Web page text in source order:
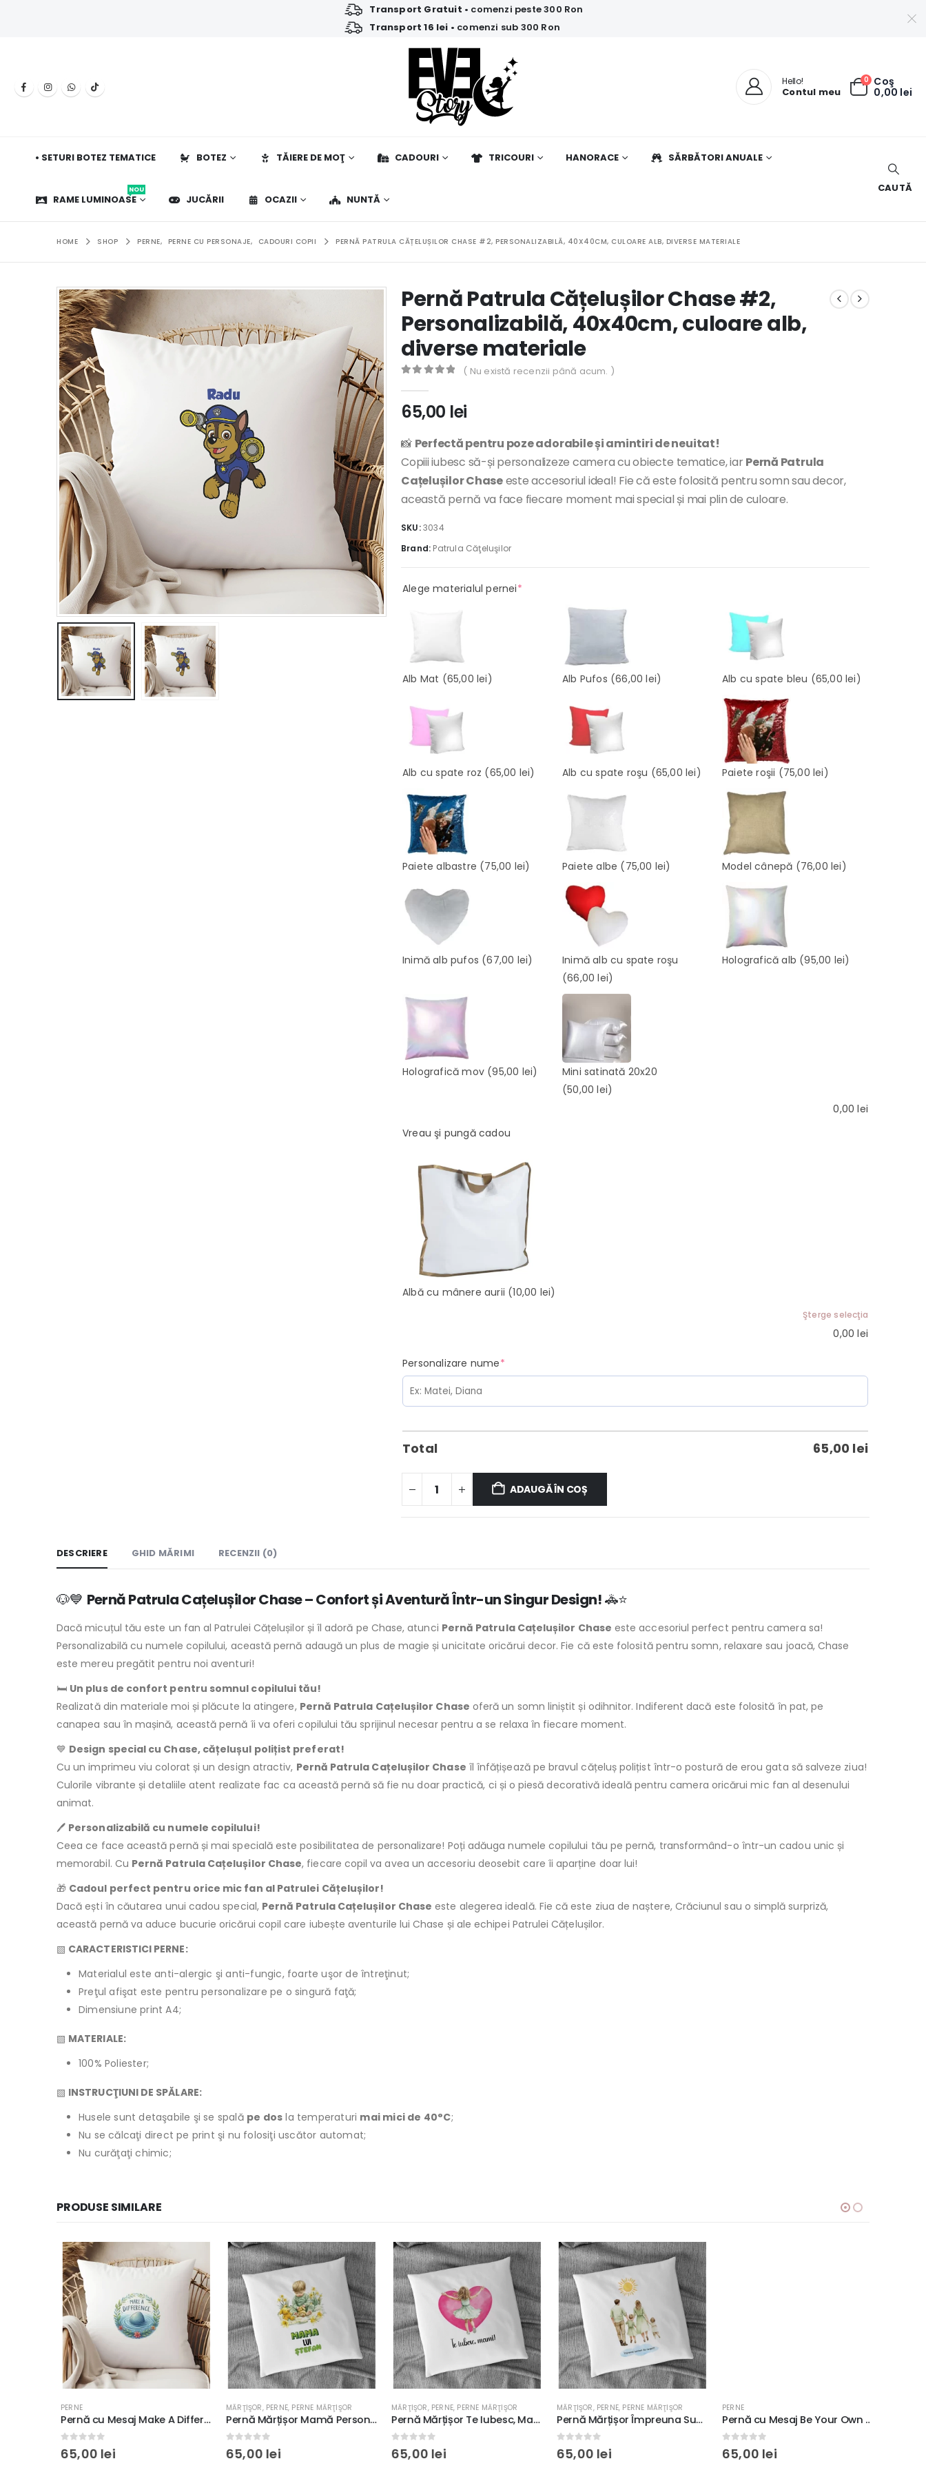
Transport Gratuit • comenzi peste 300 Ron
Transport 16 lei • comenzi sub 300 Ron
Hello!
Contul meu
0 Coş
0,00 lei
• SETURI BOTEZ TEMATICE BOTEZ TĂIERE DE MOŢ CADOURI TRICOURI HANORACE SĂRBĂTORI ANUALE
RAME LUMINOASE
NOU
JUCĂRII OCAZII NUNTĂ
CAUTĂ
HOME SHOP PERNE, PERNE CU PERSONAJE, CADOURI COPII PERNĂ PATRULA CĂȚELUȘILOR CHASE #2, PERSONALIZABILĂ, 40X40CM, CULOARE ALB, DIVERSE MATERIALE
Pernă Patrula Cățelușilor Chase #2,
Personalizabilă, 40x40cm, culoare alb,
diverse materiale
( Nu există recenzii până acum. )
65,00 lei
📸 Perfectă pentru poze adorabile și amintiri de neuitat!
Copiii iubesc să-și personalizeze camera cu obiecte tematice, iar Pernă Patrula
Cațelușilor Chaseeste accesoriul ideal! Fie că este folosită pentru somn sau decor,
această pernă va face fiecare moment mai special și mai plin de culoare.
SKU:3034
Brand: Patrula Căţeluşilor
Alege materialul pernei*(required)
Alb Mat (65,00 lei) Alb Pufos (66,00 lei) Alb cu spate bleu (65,00 lei)
Alb cu spate roz (65,00 lei) Alb cu spate roşu (65,00 lei) Paiete roşii (75,00 lei)
Paiete albastre (75,00 lei) Paiete albe (75,00 lei) Model cânepă (76,00 lei)
Inimă alb pufos (67,00 lei)
Inimă alb cu spate roşu
(66,00 lei)
Holografică alb (95,00 lei)
Holografică mov(95,00 lei)
Mini satinată 20x20
(50,00 lei)
0,00lei
Vreau şi pungă cadou
Albă cu mânere aurii (10,00 lei)
Şterge selecţia
0,00lei
Personalizare nume*(required)
Total 65,00 lei
ADAUGĂ ÎN COȘ
DESCRIERE GHID MĂRIMI RECENZII (0)
🐶💙 Pernă Patrula Cațelușilor Chase – Confort și Aventură Într-un Singur Design!🚓⭐
Dacă micuțul tău este un fan al Patrulei Cățelușilor și îl adoră pe Chase, atunci Pernă Patrula Cațelușilor Chase este accesoriul perfect pentru camera sa!
Personalizabilă cu numele copilului, această pernă adaugă un plus de magie și unicitate oricărui decor. Fie că este folosită pentru somn, relaxare sau joacă, Chase
este mereu pregătit pentru noi aventuri!
🛏️ Un plus de confort pentru somnul copilului tău!
Realizată din materiale moi și plăcute la atingere, Pernă Patrula Cațelușilor Chase oferă un somn liniștit și odihnitor. Indiferent dacă este folosită în pat, pe
canapea sau în mașină, această pernă îi va oferi copilului tău sprijinul necesar pentru a se relaxa în fiecare moment.
💙 Design special cu Chase, cățelușul polițist preferat!
Cu un imprimeu viu colorat și un design atractiv, Pernă Patrula Cațelușilor Chase îl înfățișează pe bravul cățeluș polițist într-o postură de erou gata să salveze ziua!
Culorile vibrante și detaliile atent realizate fac ca această pernă să fie nu doar practică, ci și o piesă decorativă ideală pentru camera oricărui mic fan al desenului
animat.
🖊️ Personalizabilă cu numele copilului!
Ceea ce face această pernă și mai specială este posibilitatea de personalizare! Poți adăuga numele copilului tău pe pernă, transformând-o într-un cadou unic și
memorabil. Cu Pernă Patrula Cațelușilor Chase, fiecare copil va avea un accesoriu deosebit care îi aparține doar lui!
🎁 Cadoul perfect pentru orice mic fan al Patrulei Cățelușilor!
Dacă ești în căutarea unui cadou special, Pernă Patrula Cațelușilor Chase este alegerea ideală. Fie că este ziua de naștere, Crăciunul sau o simplă surpriză,
această pernă va aduce bucurie oricărui copil care iubește aventurile lui Chase și ale echipei Patrulei Cățelușilor.
▧ CARACTERISTICI PERNE:
Materialul este anti-alergic şi anti-fungic, foarte uşor de întreţinut;
Preţul afişat este pentru personalizare pe o singură faţă;
Dimensiune print A4;
▧ MATERIALE:
100% Poliester;
▧ INSTRUCŢIUNI DE SPĂLARE:
Husele sunt detaşabile şi se spală pe dos la temperaturi mai mici de 40°C;
Nu se călcaţi direct pe print şi nu folosiţi uscător automat;
Nu curăţaţi chimic;
PRODUSE SIMILARE
PERNE
Pernă cu Mesaj Make A Difference, 40x40cm, culoare alb, diverse materiale
out of 5
65,00lei
MĂRŢIŞOR,PERNE,PERNE MĂRŢIŞOR
Pernă Mărțișor Mamă Personalizabilă, 40x40cm, diverse materiale
out of 5
65,00lei
MĂRŢIŞOR,PERNE,PERNE MĂRŢIŞOR
Pernă Mărțișor Te Iubesc, Mami!, 40x40cm, diverse materiale
out of 5
65,00lei
MĂRŢIŞOR,PERNE,PERNE MĂRŢIŞOR
Pernă Mărțișor Împreuna Suntem De Neoprit, 40x40cm, diverse materiale
out of 5
65,00lei
PERNE
Pernă cu Mesaj Be Your Own Light, 40x40cm, culoare alb, diverse materiale
out of 5
65,00lei